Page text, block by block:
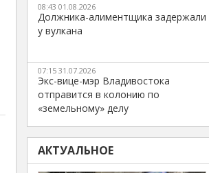
08:43 01.08.2026
Должника-алиментщика задержали
у вулкана
07:15 31.07.2026
Экс-вице-мэр Владивостока
отправится в колонию по
«земельному» делу
АКТУАЛЬНОЕ